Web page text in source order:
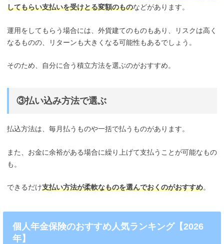
してもらい支払いを受けとる変額のものなどがあります。
運用をしてもらう場合には、外貨建てのものもあり、リスクは高く
なるものの、リターンも大きくなる可能性もあるでしょう。
そのため、自分に合う積立方法を選ぶのがおすすめ。
③払い込み方法で選ぶ
払込方法は、毎月払うものや一括で払うものがあります。
また、お金に余裕がある場合に繰り上げて支払うことが可能なもの
も。
できるだけ支払い方法が柔軟なものを選んでおくのがおすすめ。
個人年金保険のおすすめ人気ランキング【2026
年】